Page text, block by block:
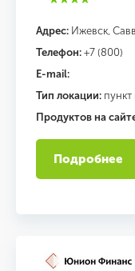
Адрес: Ижевск,
Телефон: +7 (800)
E-mail:
Тип локации:
Продуктов на
Подробнее